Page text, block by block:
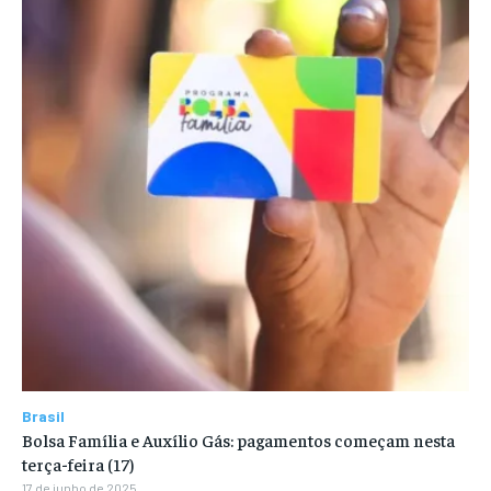
Brasil
Bolsa Família e Auxílio Gás: pagamentos começam nesta
terça-feira (17)
17 de junho de 2025